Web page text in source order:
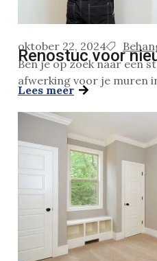
oktober 22, 2024
Renostuc voor
Ben je op zoek naar een
afwerking voor je muren
Lees meer